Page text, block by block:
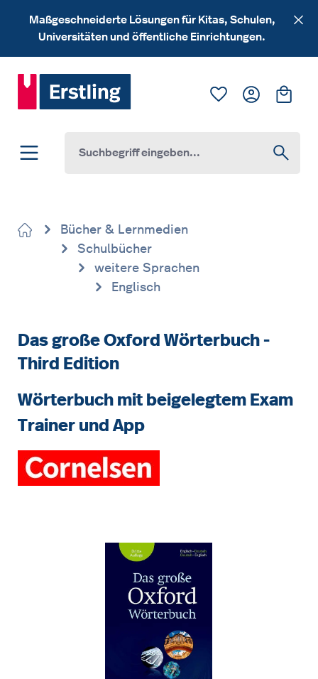
Zum Hauptinhalt springen
Maßgeschneiderte Lösungen für Kitas, Schulen,
Universitäten und öffentliche Einrichtungen.
Du hast 0
Bücher & Lernmedien
Schulbücher
weitere Sprachen
Englisch
Das große Oxford Wörterbuch -
Third Edition
Wörterbuch mit beigelegtem Exam
Trainer und App